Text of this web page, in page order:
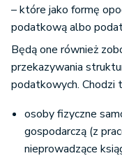
– które jako formę
podatkową albo
Będą one również
przekazywania
podatkowych. Chodzi
osoby fizyczne
gospodarczą (z
nieprowadzące